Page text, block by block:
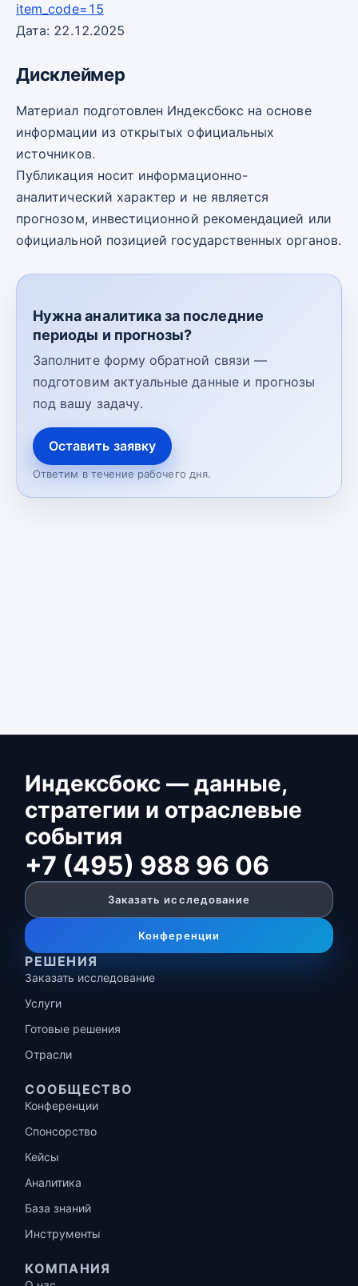
item_code=15
Дата: 22.12.2025
Дисклеймер
Материал подготовлен Индексбокс на основе
информации из открытых официальных
источников.
Публикация носит информационно-
аналитический характер и не является
прогнозом, инвестиционной рекомендацией или
официальной позицией государственных органов.
Нужна аналитика за последние
периоды и прогнозы?
Заполните форму обратной связи —
подготовим актуальные данные и прогнозы
под вашу задачу.
Оставить заявку
Ответим в течение рабочего дня.
Индексбокс — данные,
стратегии и отраслевые
события
+7 (495) 988 96 06
Заказать исследование
Конференции
РЕШЕНИЯ
Заказать исследование
Услуги
Готовые решения
Отрасли
СООБЩЕСТВО
Конференции
Спонсорство
Кейсы
Аналитика
База знаний
Инструменты
КОМПАНИЯ